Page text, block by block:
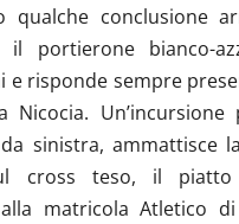
qualche conclusione
il portierone bianco-
e risponde sempre
Nicocia.
sinistra, ammattisce
cross teso, il
matricola Atletico